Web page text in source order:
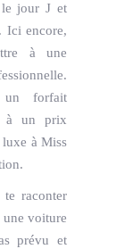
le jour J et
Ici encore,
à une
un forfait
à un prix
à Miss
raconter
voiture
prévu et